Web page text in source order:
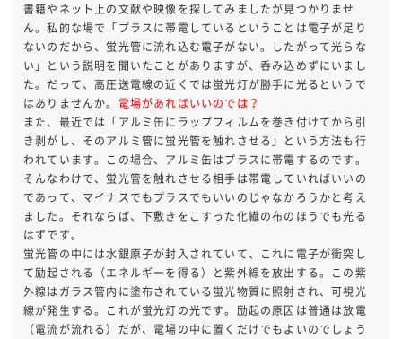
書籍やネット上の文献や映像を探してみましたが見つかりませ
ん。私的な場で「プラスに帯電しているということは電子が足り
ないのだから、蛍光管に流れ込む電子がない。したがって光らな
い」という説明を聞いたことがありますが、呑み込めずにいまし
た。だって、高圧送電線の近くでは蛍光灯が勝手に光るというで
はありませんか。 電場があればいいのでは？
また、最近では「アルミ缶にラップフィルムを巻き付けてから引
き剥がし、そのアルミ管に蛍光管を触れさせる」という方法も行
われています。この場合、アルミ缶はプラスに帯電するのです。
そんなわけで、蛍光管を触れさせる相手は帯電していればいいの
であって、マイナスでもプラスでもいいのじゃなかろうかと考え
ました。それならば、下敷きをこすった化繊の布のほうでも光る
はずです。
蛍光管の中には水銀原子が封入されていて、これに電子が衝突し
て励起される（エネルギーを得る）と紫外線を放出する。この紫
外線はガラス管内に塗布されている蛍光物質に照射され、可視光
線が発生する。これが蛍光灯の光です。励起の原因は普通は放電
（電流が流れる）だが、電場の中に置くだけでもよいのでしょう